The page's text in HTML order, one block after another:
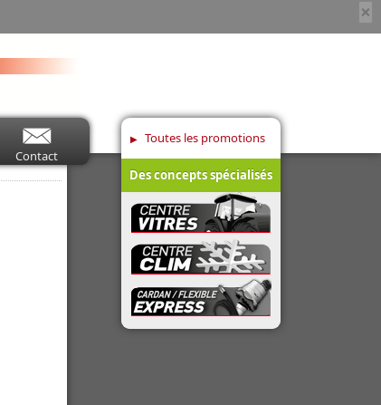
×
Contact
Toutes les promotions
Des concepts spécialisés